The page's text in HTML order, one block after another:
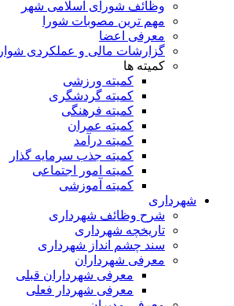
وظائف شورای اسلامی شهر
مهم ترین مصوبات شورا
معرفی اعضا
گزارشات مالی و عملکردی شوارا
کمیته ها
کمیته ورزشی
کمیته گردشگری
کمیته فرهنگی
کمیته عمران
کمیته درآمد
کمیته جذب سرمایه گذار
کمیته امور اجتماعی
کمیته آموزشی
شهرداری
شرح وظائف شهرداری
تاریخچه شهرداری
سند چشم انداز شهرداری
معرفی شهرداران
معرفی شهرداران قبلی
معرفی شهردار فعلی